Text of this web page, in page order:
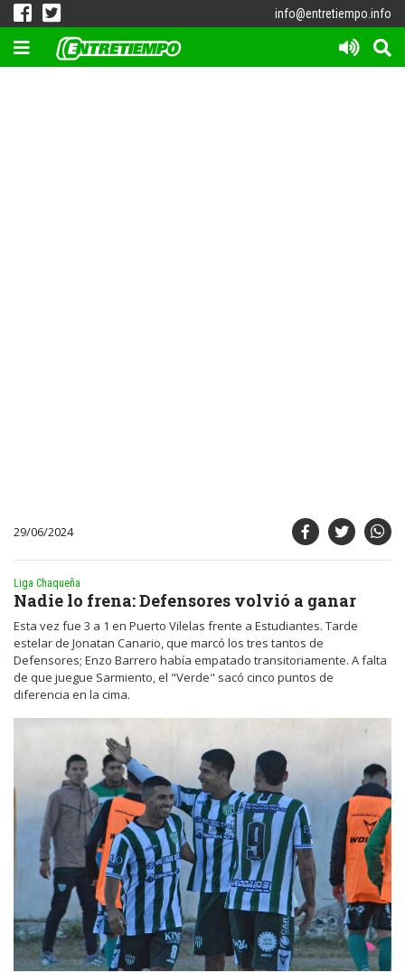
info@entretiempo.info
29/06/2024
Liga Chaqueña
Nadie lo frena: Defensores volvió a ganar
Esta vez fue 3 a 1 en Puerto Vilelas frente a Estudiantes. Tarde
estelar de Jonatan Canario, que marcó los tres tantos de
Defensores; Enzo Barrero había empatado transitoriamente. A falta
de que juegue Sarmiento, el "Verde" sacó cinco puntos de
diferencia en la cima.